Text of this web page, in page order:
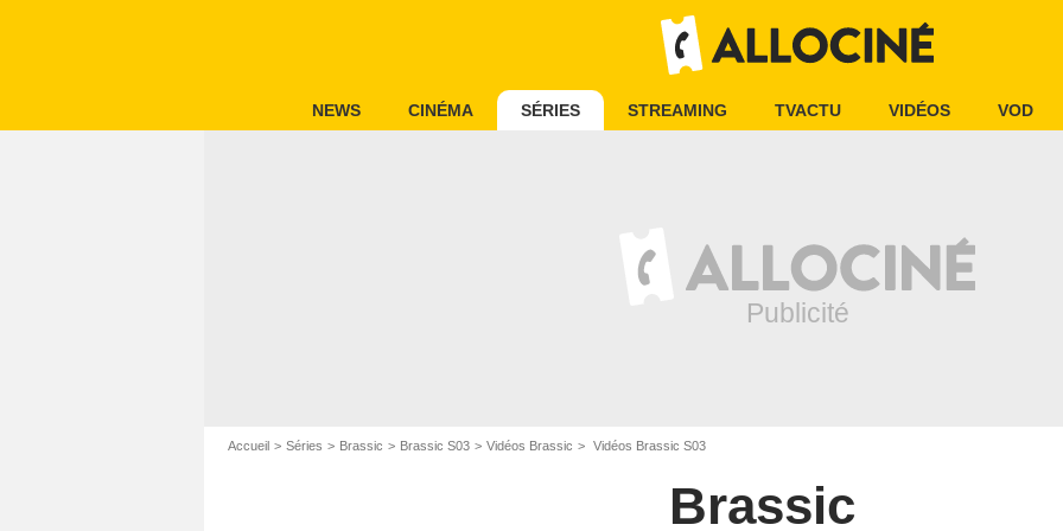
NEWS CINÉMA SÉRIES STREAMING TVACTU VIDÉOS VOD
Accueil Séries Brassic Brassic S03 Vidéos Brassic Vidéos Brassic S03
Brassic